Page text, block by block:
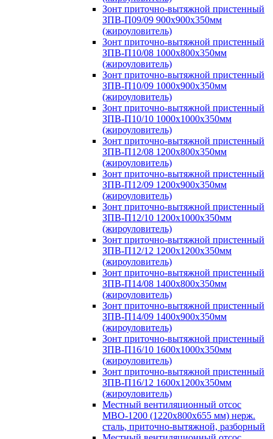
Зонт приточно-вытяжной пристенный
ЗПВ-П09/09 900х900х350мм
(жироуловитель)
Зонт приточно-вытяжной пристенный
ЗПВ-П10/08 1000х800х350мм
(жироуловитель)
Зонт приточно-вытяжной пристенный
ЗПВ-П10/09 1000х900х350мм
(жироуловитель)
Зонт приточно-вытяжной пристенный
ЗПВ-П10/10 1000х1000х350мм
(жироуловитель)
Зонт приточно-вытяжной пристенный
ЗПВ-П12/08 1200х800х350мм
(жироуловитель)
Зонт приточно-вытяжной пристенный
ЗПВ-П12/09 1200х900х350мм
(жироуловитель)
Зонт приточно-вытяжной пристенный
ЗПВ-П12/10 1200х1000х350мм
(жироуловитель)
Зонт приточно-вытяжной пристенный
ЗПВ-П12/12 1200х1200х350мм
(жироуловитель)
Зонт приточно-вытяжной пристенный
ЗПВ-П14/08 1400х800х350мм
(жироуловитель)
Зонт приточно-вытяжной пристенный
ЗПВ-П14/09 1400х900х350мм
(жироуловитель)
Зонт приточно-вытяжной пристенный
ЗПВ-П16/10 1600х1000х350мм
(жироуловитель)
Зонт приточно-вытяжной пристенный
ЗПВ-П16/12 1600х1200х350мм
(жироуловитель)
Местный вентиляционный отсос
МВО-1200 (1220х800х655 мм) нерж.
сталь, приточно-вытяжной, разборный